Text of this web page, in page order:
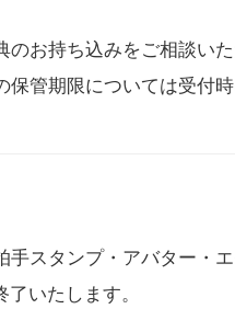
のお持ち込みをご相談い
管期限については受付
手スタンプ・アバター・
いたします。